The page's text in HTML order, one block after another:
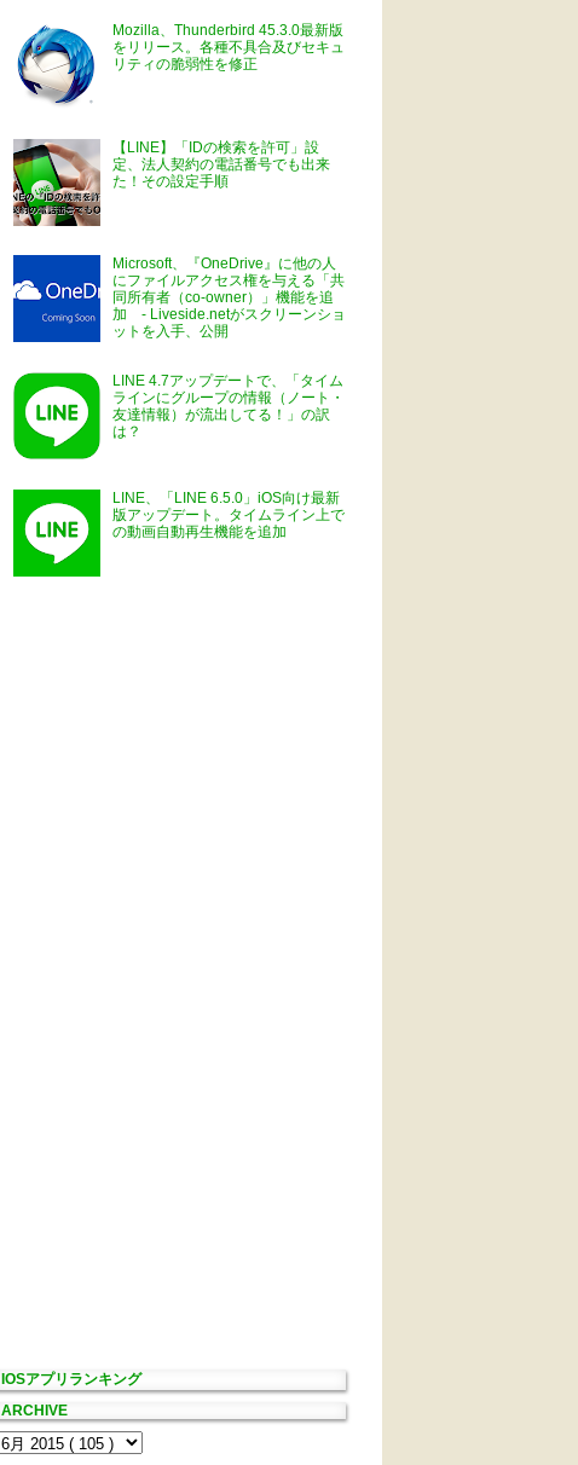
Mozilla、Thunderbird 45.3.0最新版
をリリース。各種不具合及びセキュ
リティの脆弱性を修正
【LINE】「IDの検索を許可」設
定、法人契約の電話番号でも出来
た！その設定手順
Microsoft、『OneDrive』に他の人
にファイルアクセス権を与える「共
同所有者（co-owner）」機能を追
加 - Liveside.netがスクリーンショ
ットを入手、公開
LINE 4.7アップデートで、「タイム
ラインにグループの情報（ノート・
友達情報）が流出してる！」の訳
は？
LINE、「LINE 6.5.0」iOS向け最新
版アップデート。タイムライン上で
の動画自動再生機能を追加
IOSアプリランキング
ARCHIVE